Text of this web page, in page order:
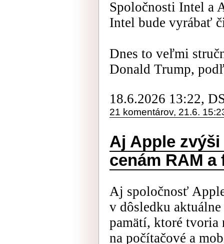
Spoločnosti Intel a
Intel bude vyrábať
Dnes to veľmi
Donald Trump,
18.6.2026 13:22,
21 komentárov, 21.6.
Aj Apple
cenám RAM a
Aj spoločnosť
v dôsledku
pamätí, ktoré tvoria
na počítačové a